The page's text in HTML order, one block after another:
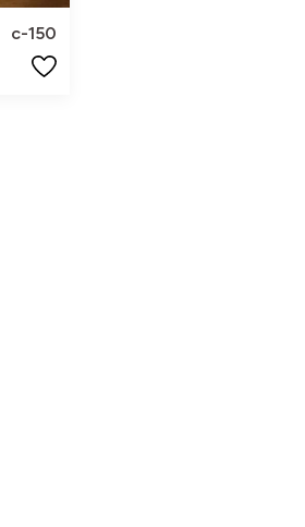
c-150